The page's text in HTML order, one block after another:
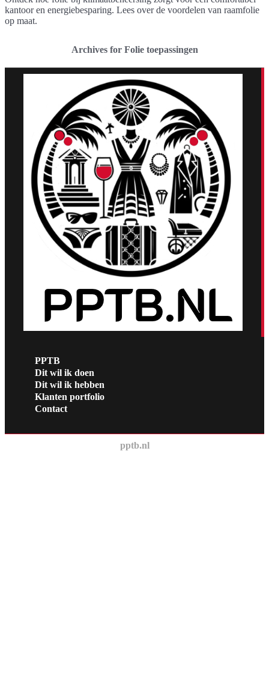
kantoor en energiebesparing. Lees over de voordelen van raamfolie
op maat.
Archives for Folie toepassingen
PPTB
Dit wil ik doen
Dit wil ik hebben
Klanten portfolio
Contact
pptb.nl